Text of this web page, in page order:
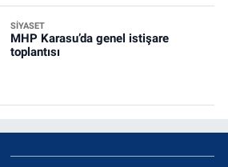
SİYASET
MHP Karasu’da genel istişare
toplantısı